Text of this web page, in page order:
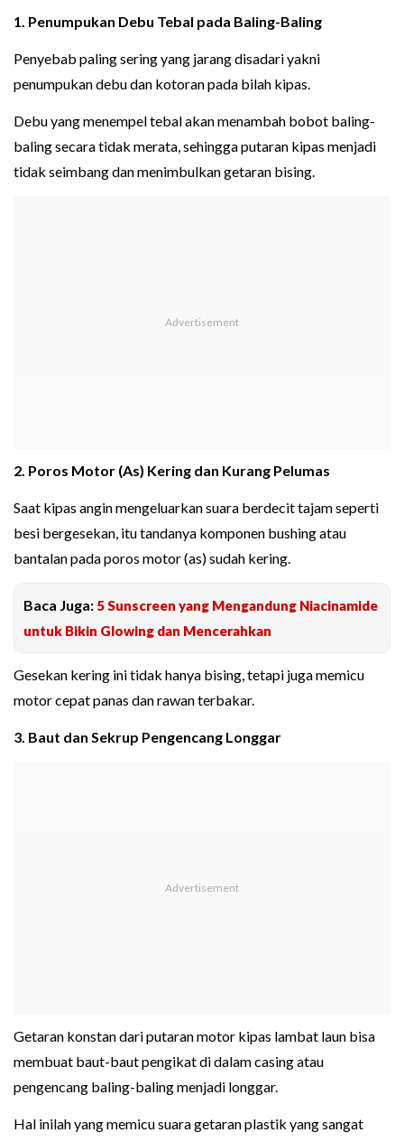
1. Penumpukan Debu Tebal pada Baling-Baling
Penyebab paling sering yang jarang disadari yakni
penumpukan debu dan kotoran pada bilah kipas.
Debu yang menempel tebal akan menambah bobot baling-
baling secara tidak merata, sehingga putaran kipas menjadi
tidak seimbang dan menimbulkan getaran bising.
2. Poros Motor (As) Kering dan Kurang Pelumas
Saat kipas angin mengeluarkan suara berdecit tajam seperti
besi bergesekan, itu tandanya komponen bushing atau
bantalan pada poros motor (as) sudah kering.
Baca Juga: 5 Sunscreen yang Mengandung Niacinamide
untuk Bikin Glowing dan Mencerahkan
Gesekan kering ini tidak hanya bising, tetapi juga memicu
motor cepat panas dan rawan terbakar.
3. Baut dan Sekrup Pengencang Longgar
Getaran konstan dari putaran motor kipas lambat laun bisa
membuat baut-baut pengikat di dalam casing atau
pengencang baling-baling menjadi longgar.
Hal inilah yang memicu suara getaran plastik yang sangat